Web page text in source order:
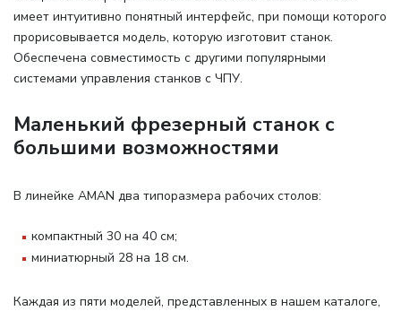
имеет интуитивно понятный интерфейс, при помощи которого
прорисовывается модель, которую изготовит станок.
Обеспечена совместимость с другими популярными
системами управления станков с ЧПУ.
Маленький фрезерный станок с
большими возможностями
В линейке AMAN два типоразмера рабочих столов:
компактный 30 на 40 см;
миниатюрный 28 на 18 см.
Каждая из пяти моделей, представленных в нашем каталоге,